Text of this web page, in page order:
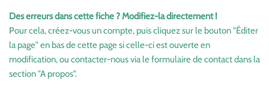
Des erreurs dans cette fiche ? Modifiez-la directement !
Pour cela, créez-vous un compte, puis cliquez sur le bouton "Éditer
la page" en bas de cette page si celle-ci est ouverte en
modification, ou contacter-nous via le formulaire de contact dans la
section "A propos".